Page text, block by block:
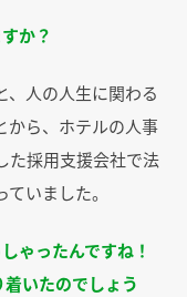
か？
、人の人生に関わる
から、ホテルの人事
た採用支援会社で法
いました。
ゃったんですね！
いたのでしょう